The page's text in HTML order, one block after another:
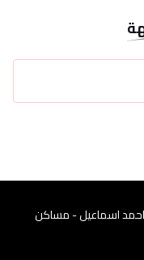
احمد اسماعيل - مساكن